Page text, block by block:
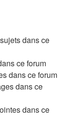
dans ce
ce forum
dans ce forum
dans ce
dans ce